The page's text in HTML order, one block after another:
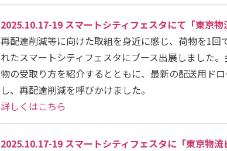
2025.10.17-19 スマートシティフェスタにて「東京物
再配達削減等に向けた取組を身近に感じ、荷物を1
れたスマートシティフェスタにブース出展しました
物の受取り方を紹介するとともに、最新の配送用ド
し、再配達削減を呼びかけました。
詳しくはこちら
2025.10.17-19 スマートシティフェスタに「東京物流